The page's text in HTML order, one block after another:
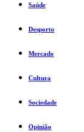
Saúde
Desporto
Mercado
Cultura
Sociedade
Opinião